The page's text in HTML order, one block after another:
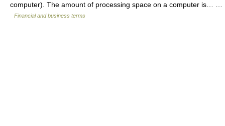
computer). The amount of processing space on a computer is… …
Financial and business terms